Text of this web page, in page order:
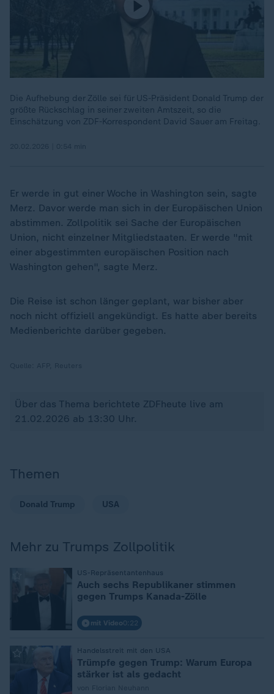
Die Aufhebung der Zölle sei für US-Präsident Donald Trump der
größte Rückschlag in seiner zweiten Amtszeit, so die
Einschätzung von ZDF-Korrespondent David Sauer am Freitag.
Er werde in gut einer Woche in Washington sein, sagte
Merz. Davor werde man sich in der Europäischen Union
abstimmen. Zollpolitik sei Sache der Europäischen
Union, nicht einzelner Mitgliedstaaten. Er werde "mit
einer abgestimmten europäischen Position nach
Washington gehen", sagte Merz.
Die Reise ist schon länger geplant, war bisher aber
noch nicht offiziell angekündigt. Es hatte aber bereits
Medienberichte darüber gegeben.
Über das Thema berichtete ZDFheute live am
21.02.2026 ab 13:30 Uhr.
Themen
Donald Trump USA
Mehr zu Trumps Zollpolitik
US-Repräsentantenhaus
Auch sechs Republikaner stimmen
gegen Trumps Kanada-Zölle
mit Video0:22
Handelsstreit mit den USA
Trümpfe gegen Trump: Warum Europa
stärker ist als gedacht